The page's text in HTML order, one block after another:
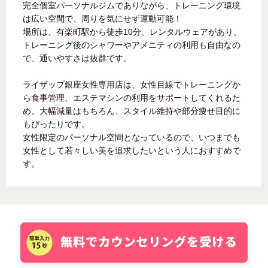
完全個室パーソナルジムでありながら、トレーニング環境
は広い空間で、周りを気にせず運動可能！
場所は、有楽町駅から徒歩10分、レンタルウェアがあり、
トレーニング後のシャワーやアメニティの利用も自由なの
で、通いやすさは抜群です。
ライザップ銀座女性専用店は、女性目線でトレーニングか
ら食事管理、エステマシンの利用をサポートしてくれるた
め、大幅減量はもちろん、スタイル維持や部分痩せ目的に
もぴったりです。
女性限定のパーソナル空間となっているので、いつまでも
女性として若々しい美を追求したいという人におすすめで
す。